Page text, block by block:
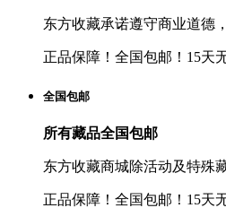
东方收藏承诺遵守商业道德
正品保障！全国包邮！15天
全国包邮
所有藏品全国包邮
东方收藏商城除活动及特殊
正品保障！全国包邮！15天